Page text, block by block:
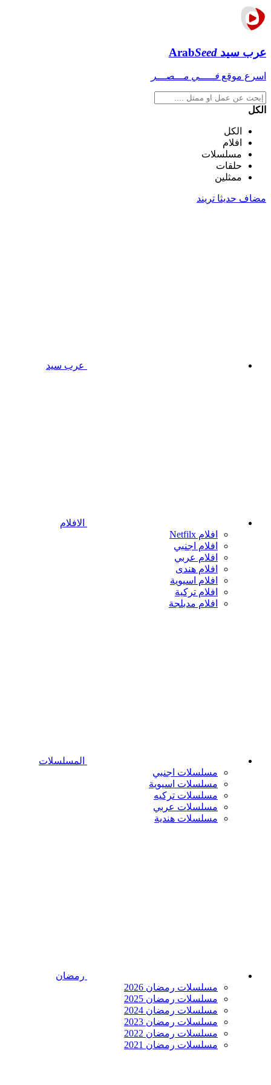
عرب سيد ArabSeed
اسرع موقع فـــــي مـــصـــر
الكل
الكل
افلام
مسلسلات
حلقات
ممثلين
مضاف حديثا تريند
عرب سيد
الافلام
افلام Netfilx
افلام اجنبي
افلام عربي
افلام هندى
افلام اسيوية
افلام تركية
افلام مدبلجة
المسلسلات
مسلسلات اجنبي
مسلسلات اسيوية
مسلسلات تركيه
مسلسلات عربي
مسلسلات هندية
رمضان
مسلسلات رمضان 2026
مسلسلات رمضان 2025
مسلسلات رمضان 2024
مسلسلات رمضان 2023
مسلسلات رمضان 2022
مسلسلات رمضان 2021